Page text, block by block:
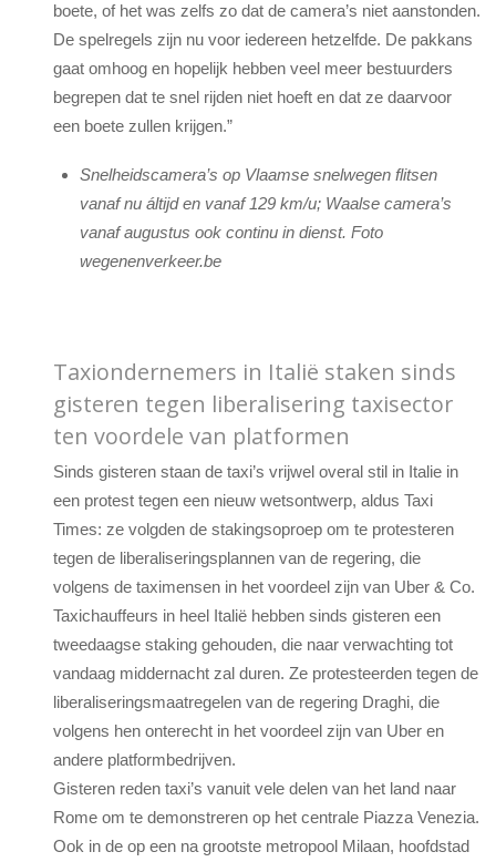
boete, of het was zelfs zo dat de camera’s niet aanstonden.
De spelregels zijn nu voor iedereen hetzelfde. De pakkans
gaat omhoog en hopelijk hebben veel meer bestuurders
begrepen dat te snel rijden niet hoeft en dat ze daarvoor
een boete zullen krijgen.”
Snelheidscamera’s op Vlaamse snelwegen flitsen
vanaf nu áltijd en vanaf 129 km/u; Waalse camera’s
vanaf augustus ook continu in dienst. Foto
wegenenverkeer.be
Taxiondernemers in Italië staken sinds
gisteren tegen liberalisering taxisector
ten voordele van platformen
Sinds gisteren staan de taxi’s vrijwel overal stil in Italie in
een protest tegen een nieuw wetsontwerp, aldus Taxi
Times: ze volgden de stakingsoproep om te protesteren
tegen de liberaliseringsplannen van de regering, die
volgens de taximensen in het voordeel zijn van Uber & Co.
Taxichauffeurs in heel Italië hebben sinds gisteren een
tweedaagse staking gehouden, die naar verwachting tot
vandaag middernacht zal duren. Ze protesteerden tegen de
liberaliseringsmaatregelen van de regering Draghi, die
volgens hen onterecht in het voordeel zijn van Uber en
andere platformbedrijven.
Gisteren reden taxi’s vanuit vele delen van het land naar
Rome om te demonstreren op het centrale Piazza Venezia.
Ook in de op een na grootste metropool Milaan, hoofdstad